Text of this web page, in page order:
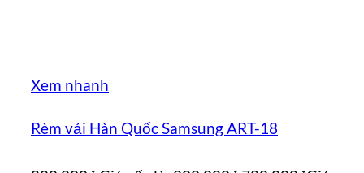
Xem nhanh
Rèm vải Hàn Quốc Samsung ART-18